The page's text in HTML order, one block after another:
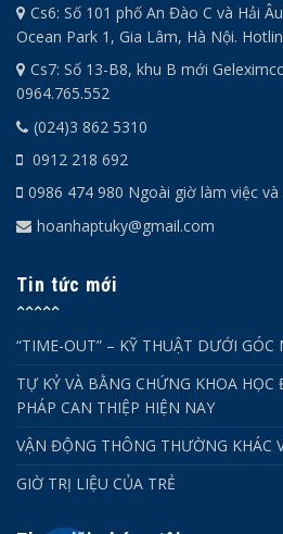
Cs6: Số 101 phố An Đào C và Hải
Ocean Park 1, Gia Lâm, Hà Nội.
Cs7: Số 13-B8, khu B mới
0964.765.552
(024)3 862 5310
0912 218 692
0986 474 980 Ngoài giờ làm việc
hoanhaptuky@gmail.com
Tin tức mới
“TIME-OUT” – KỸ THUẬT DƯỚI
TỰ KỶ VÀ BẰNG CHỨNG KHOA
PHÁP CAN THIỆP HIỆN NAY
VẬN ĐỘNG THÔNG THƯỜNG KHÁC
GIỜ TRỊ LIỆU CỦA TRẺ